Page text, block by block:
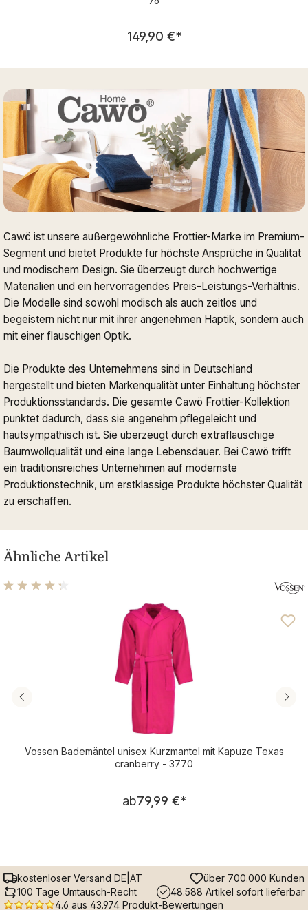
Regulärer Preis:
149,90 €*
Cawö ist unsere außergewöhnliche Frottier-Marke im Premium-
Segment und bietet Produkte für höchste Ansprüche in Qualität
und modischem Design. Sie überzeugt durch hochwertige
Materialien und ein hervorragendes Preis-Leistungs-Verhältnis.
Die Modelle sind sowohl modisch als auch zeitlos und
begeistern nicht nur mit ihrer angenehmen Haptik, sondern auch
mit einer flauschigen Optik.
Die Produkte des Unternehmens sind in Deutschland
hergestellt und bieten Markenqualität unter Einhaltung höchster
Produktionsstandards. Die gesamte Cawö Frottier-Kollektion
punktet dadurch, dass sie angenehm pflegeleicht und
hautsympathisch ist. Sie überzeugt durch extraflauschige
Baumwollqualität und eine lange Lebensdauer. Bei Cawö trifft
ein traditionsreiches Unternehmen auf modernste
Produktionstechnik, um erstklassige Produkte höchster Qualität
zu erschaffen.
Ähnliche Artikel
Durchschnittliche Bewertung von 4.14 von 5 Sternen
Vossen Bademäntel unisex Kurzmantel mit Kapuze Texas
cranberry - 3770
Regulärer Preis:
ab79,99 €*
kostenloser Versand DE|AT
über 700.000 Kunden
100 Tage Umtausch-Recht
48.588 Artikel sofort lieferbar
4.6 aus 43.974 Produkt-Bewertungen